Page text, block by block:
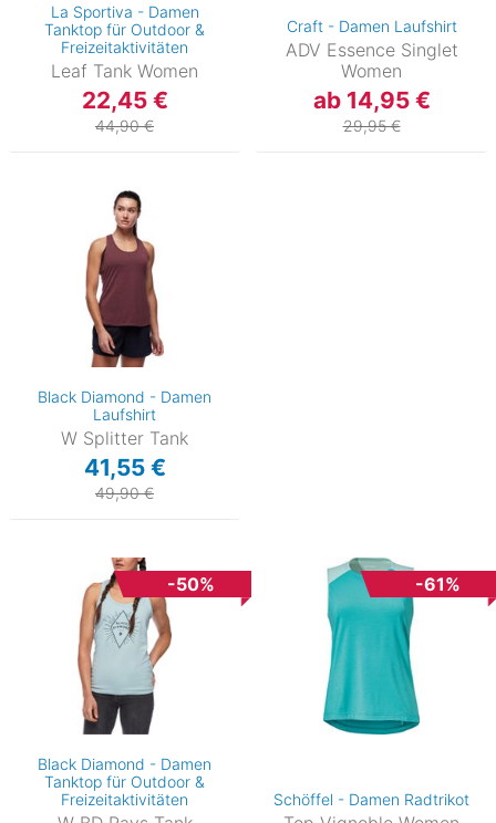
La Sportiva - Damen
Tanktop für Outdoor &
Freizeitaktivitäten
Leaf Tank Women
22,45 €
44,90 €
Craft - Damen Laufshirt
ADV Essence Singlet
Women
ab 14,95 €
29,95 €
Black Diamond - Damen
Laufshirt
W Splitter Tank
41,55 €
49,90 €
-50%
Black Diamond - Damen
Tanktop für Outdoor &
Freizeitaktivitäten
-61%
Schöffel - Damen Radtrikot